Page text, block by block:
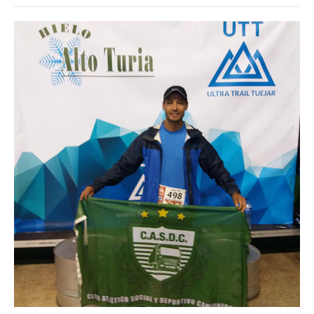
Escalas desde 1969
Acuerdos y homolog.
Acuerdos empresa
Impresión boletas
Ultima Escala Salarial
Pago de aportes por CBU
Otros
Libre deuda y conflicto
Contacto por ramas